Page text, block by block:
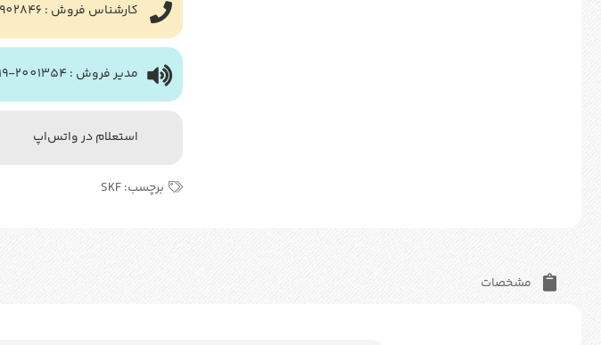
کارشناس فروش : 33902846-021
مدیر فروش : 2001354-0919
استعلام در واتس‌اپ
برچسب:SKF
مشخصات